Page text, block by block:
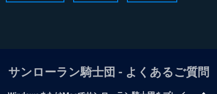
サンローラン騎士団 - よくあるご質問